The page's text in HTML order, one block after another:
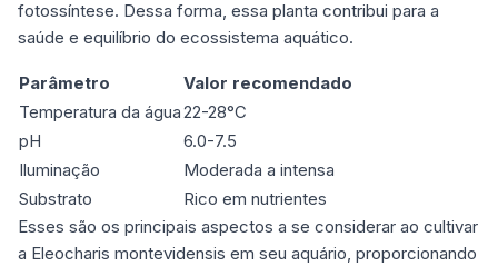
fotossíntese. Dessa forma, essa planta contribui para a
saúde e equilíbrio do ecossistema aquático.
Parâmetro
Valor recomendado
Temperatura da água22-28°C
pH
6.0-7.5
Iluminação
Moderada a intensa
Substrato
Rico em nutrientes
Esses são os principais aspectos a se considerar ao cultivar
a Eleocharis montevidensis em seu aquário, proporcionando